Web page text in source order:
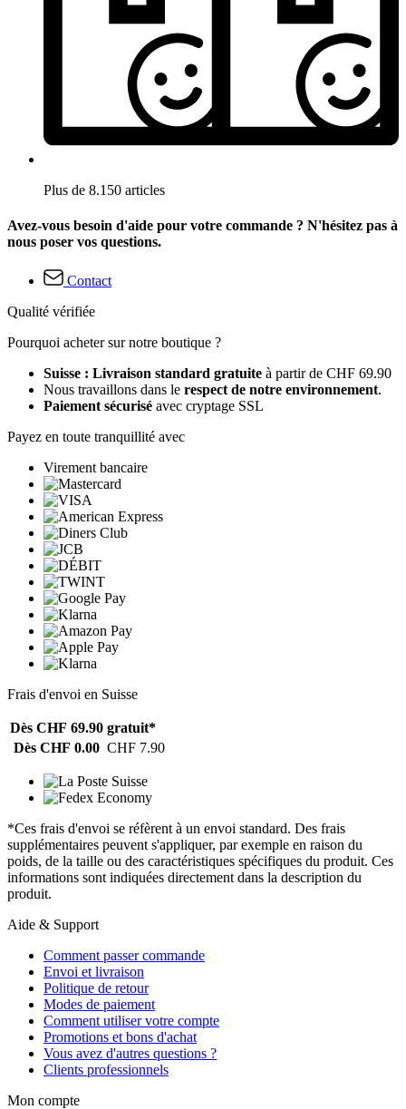
Plus de 8.150 articles
Avez-vous besoin d'aide pour votre commande ? N'hésitez pas à
nous poser vos questions.
Contact
Qualité vérifiée
Pourquoi acheter sur notre boutique ?
Suisse : Livraison standard gratuite à partir de CHF 69.90
Nous travaillons dans le respect de notre environnement.
Paiement sécurisé avec cryptage SSL
Payez en toute tranquillité avec
Virement bancaire
Frais d'envoi en Suisse
Dès CHF 69.90 gratuit*
Dès CHF 0.00 CHF 7.90
*Ces frais d'envoi se réfèrent à un envoi standard. Des frais
supplémentaires peuvent s'appliquer, par exemple en raison du
poids, de la taille ou des caractéristiques spécifiques du produit. Ces
informations sont indiquées directement dans la description du
produit.
Aide & Support
Comment passer commande
Envoi et livraison
Politique de retour
Modes de paiement
Comment utiliser votre compte
Promotions et bons d'achat
Vous avez d'autres questions ?
Clients professionnels
Mon compte